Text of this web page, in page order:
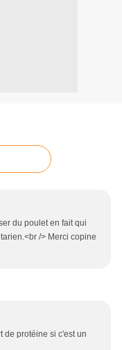
du poulet en fait qui
/> Merci copine
de protéine si c'est un